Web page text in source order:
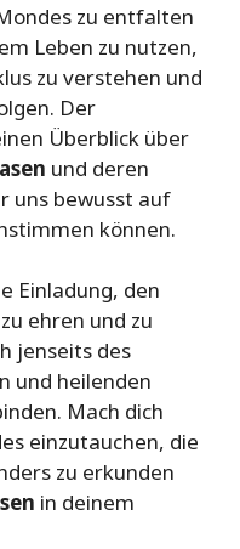
zu entfalten
Leben zu nutzen,
zu verstehen und
Der
Überblick über
und deren
uns bewusst auf
können.
Einladung, den
ehren und zu
jenseits des
und heilenden
Mach dich
einzutauchen, die
zu erkunden
in deinem